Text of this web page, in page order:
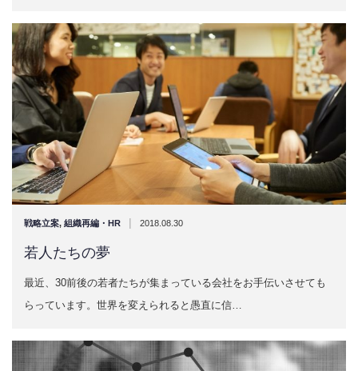
戦略立案, 組織再編・HR | 2018.08.30
若人たちの夢
最近、30前後の若者たちが集まっている会社をお手伝いさせても
らっています。世界を変えられると愚直に信…